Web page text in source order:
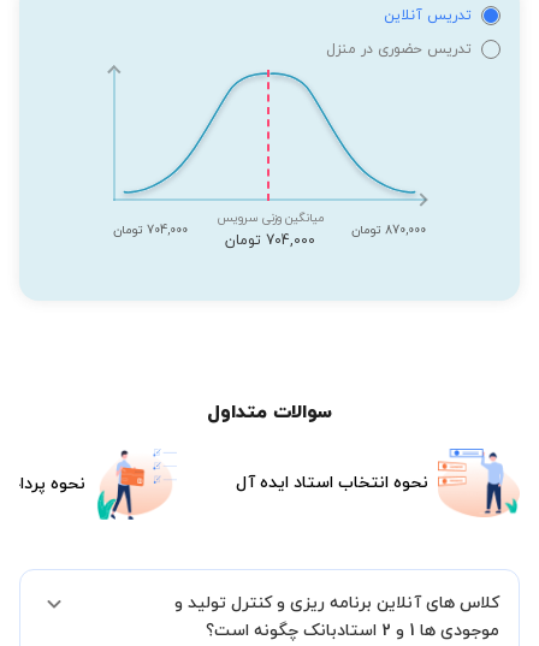
تدریس آنلاین
تدریس حضوری در منزل
870,000 تومان
میانگین وزنی سرویس
704,000 تومان
704,000 تومان
سوالات متداول
نحوه انتخاب استاد ایده آل نحوه
کلاس های آنلاین برنامه ریزی و کنترل تولید و
موجودی ها 1 و 2 استادبانک چگونه است؟